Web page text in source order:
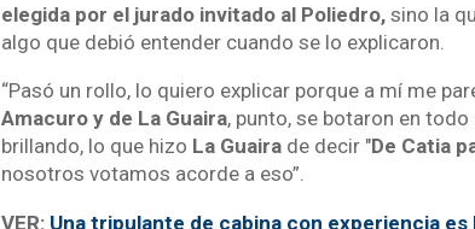
elegida por el jurado invitado al Poliedro,sino la
algo que debió entender cuando se lo explicaron.
“Pasó un rollo, lo quiero explicar porque a mí me
Amacuro y de La Guaira, punto, se botaron en
brillando, lo que hizo La Guairade decir "De Catia
nosotros votamos acorde a eso”.
VER: Una tripulante de cabina con experiencia es